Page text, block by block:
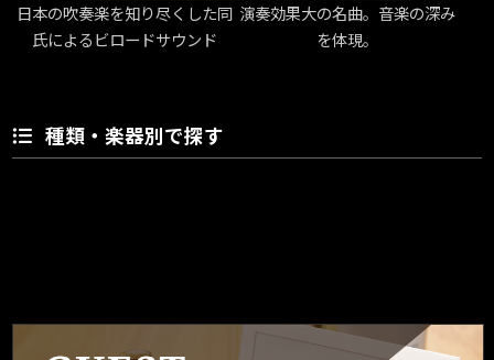
日本の吹奏楽を知り尽くした同
氏によるビロードサウンド
演奏効果大の名曲。音楽の深み
を体現。
種類・楽器別で探す